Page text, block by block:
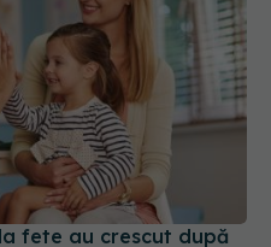
fete au crescut după